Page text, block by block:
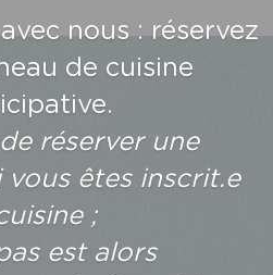
nous : réservez
de cuisine
réserver une
vous êtes inscrit.e
;
est alors